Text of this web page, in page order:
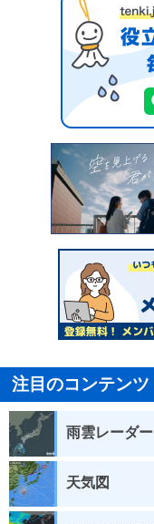
注目のコンテンツ
雨雲レーダー
天気図